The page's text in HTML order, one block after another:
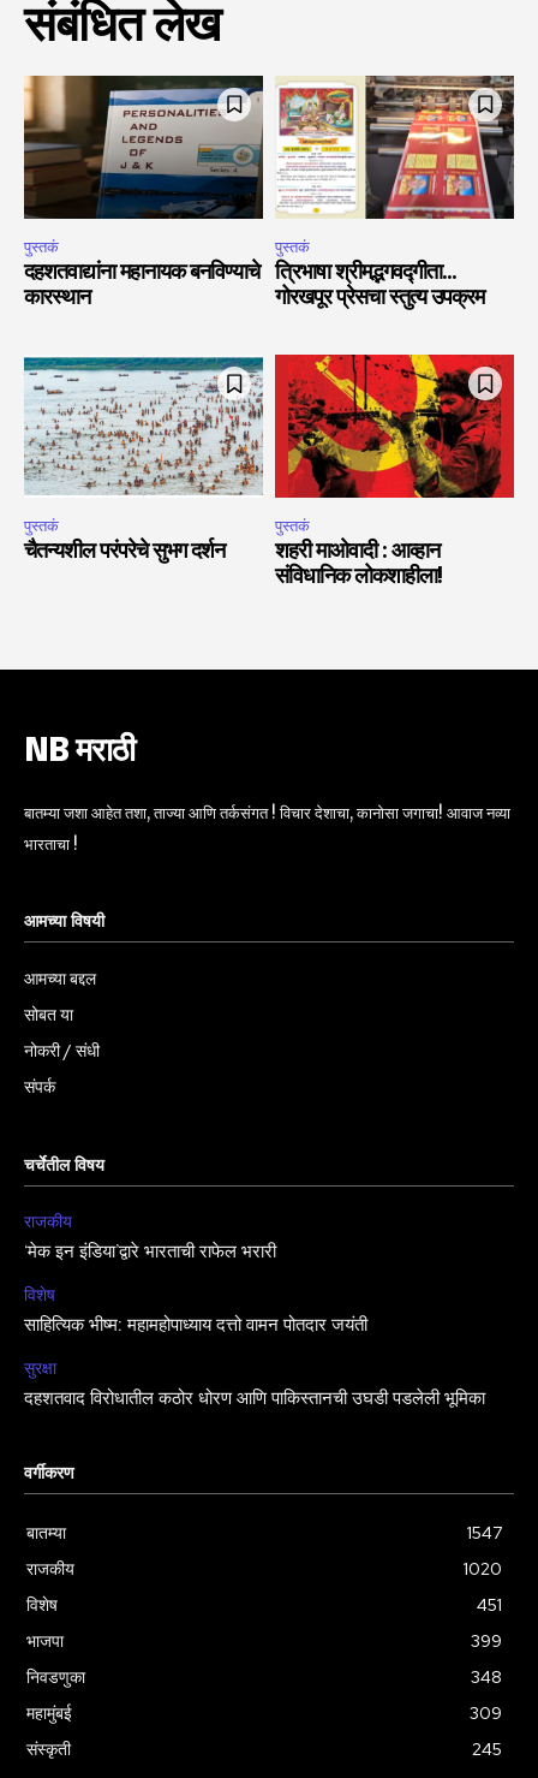
संबंधित लेख
पुस्तकं
दहशतवाद्यांना महानायक बनविण्याचे
कारस्थान
पुस्तकं
त्रिभाषा श्रीमद्भगवद्गीता…
गोरखपूर प्रेसचा स्तुत्य उपक्रम
पुस्तकं
चैतन्यशील परंपरेचे सुभग दर्शन
पुस्तकं
शहरी माओवादी : आव्हान
संविधानिक लोकशाहीला!
NB मराठी
बातम्या जशा आहेत तशा, ताज्या आणि तर्कसंगत ! विचार देशाचा, कानोसा जगाचा! आवाज नव्या
भारताचा !
आमच्या विषयी
आमच्या बद्दल
सोबत या
नोकरी / संधी
संपर्क
चर्चेतील विषय
राजकीय
‘मेक इन इंडिया’द्वारे भारताची राफेल भरारी
विशेष
साहित्यिक भीष्म: महामहोपाध्याय दत्तो वामन पोतदार जयंती
सुरक्षा
दहशतवाद विरोधातील कठोर धोरण आणि पाकिस्तानची उघडी पडलेली भूमिका
वर्गीकरण
बातम्या
1547
राजकीय
1020
विशेष
451
भाजपा
399
निवडणुका
348
महामुंबई
309
संस्कृती
245